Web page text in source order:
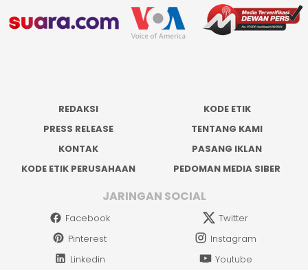
REDAKSI
KODE ETIK
PRESS RELEASE
TENTANG KAMI
KONTAK
PASANG IKLAN
KODE ETIK PERUSAHAAN
PEDOMAN MEDIA SIBER
JARINGAN SOCIAL
Facebook
Twitter
Pinterest
Instagram
Linkedin
Youtube